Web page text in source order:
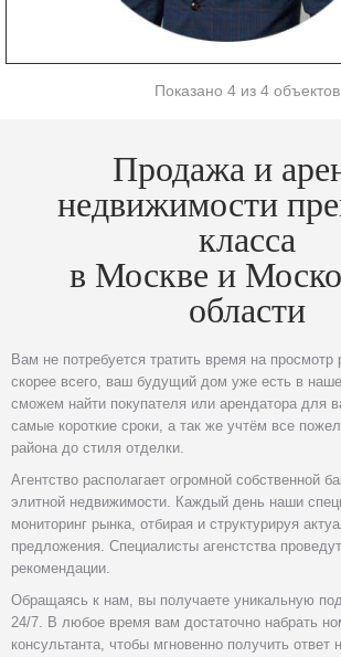
Показано 4 из 4 объектов
Продажа и
недвижимости
класса
в Москве и
области
Вам не потребуется тратить время на просмотр
скорее всего, ваш будущий дом уже есть в
сможем найти покупателя или арендатора для
самые короткие сроки, а так же учтём все
района до стиля отделки.
Агентство располагает огромной собственной
элитной недвижимости. Каждый день наши
мониторинг рынка, отбирая и структурируя
предложения. Специалисты агенстства
рекомендации.
Обращаясь к нам, вы получаете уникальную
24/7. В любое время вам достаточно набрать
консультанта, чтобы мгновенно получить ответ